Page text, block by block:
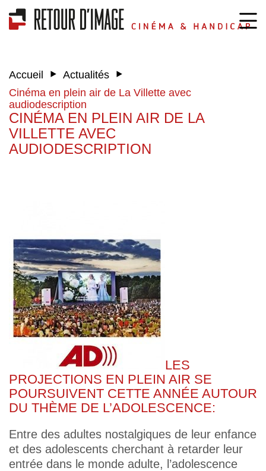
Accueil ‣ Actualités ‣
Cinéma en plein air de La Villette avec
audiodescription
CINÉMA EN PLEIN AIR DE LA
VILLETTE AVEC
AUDIODESCRIPTION
LES
PROJECTIONS EN PLEIN AIR SE
POURSUIVENT CETTE ANNÉE AUTOUR
DU THÈME DE L’ADOLESCENCE:
Entre des adultes nostalgiques de leur enfance
et des adolescents cherchant à retarder leur
entrée dans le monde adulte, l’adolescence